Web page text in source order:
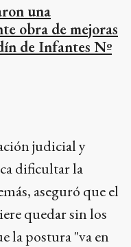
una
obra de mejoras
de Infantes Nº
judicial y
dificultar la
aseguró que el
quedar sin los
la postura "va en